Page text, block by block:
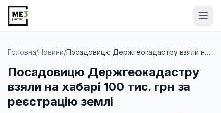
Головна/Новини/ Посадовицю Держгеокадастру взяли на хабарі 100 тис...
Посадовицю Держгеокадастру
взяли на хабарі 100 тис. грн за
реєстрацію землі